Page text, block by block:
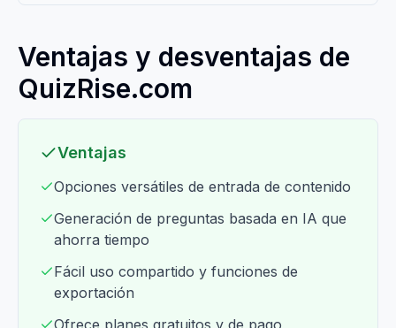
Ventajas y desventajas de
QuizRise.com
Ventajas
Opciones versátiles de entrada de contenido
Generación de preguntas basada en IA que
ahorra tiempo
Fácil uso compartido y funciones de
exportación
Ofrece planes gratuitos y de pago